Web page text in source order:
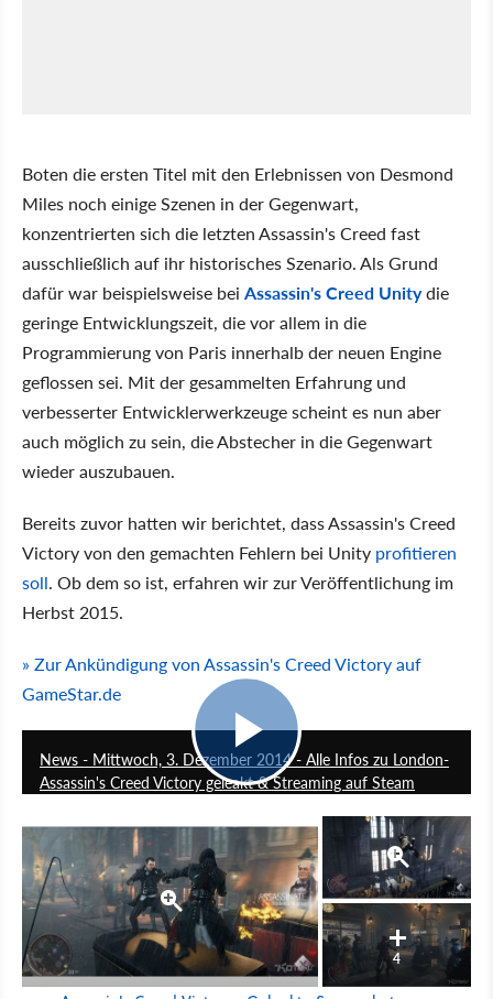
Boten die ersten Titel mit den Erlebnissen von Desmond
Miles noch einige Szenen in der Gegenwart,
konzentrierten sich die letzten Assassin's Creed fast
ausschließlich auf ihr historisches Szenario. Als Grund
dafür war beispielsweise bei Assassin's Creed Unitydie
geringe Entwicklungszeit, die vor allem in die
Programmierung von Paris innerhalb der neuen Engine
geflossen sei. Mit der gesammelten Erfahrung und
verbesserter Entwicklerwerkzeuge scheint es nun aber
auch möglich zu sein, die Abstecher in die Gegenwart
wieder auszubauen.
Bereits zuvor hatten wir berichtet, dass Assassin's Creed
Victory von den gemachten Fehlern bei Unity profitieren
soll. Ob dem so ist, erfahren wir zur Veröffentlichung im
Herbst 2015.
» Zur Ankündigung von Assassin's Creed Victory auf
GameStar.de
News - Mittwoch, 3. Dezember 2014 - Alle Infos zu London-
Assassin's Creed Victory geleakt & Streaming auf Steam
4